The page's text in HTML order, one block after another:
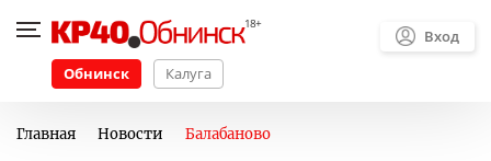
Обнинск Калуга
Вход
Главная Новости Балабаново